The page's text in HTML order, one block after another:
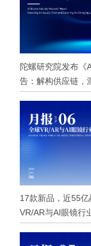
陀螺研究院发布《
告：解构供应链，
17款新品，近55
VR/AR与AI眼镜行